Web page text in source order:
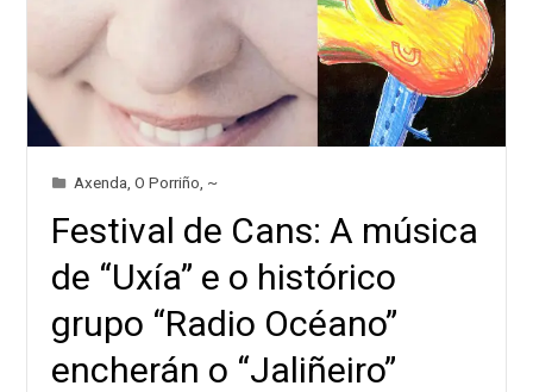
Axenda ,O Porriño ~
Festival de Cans: A música
de “Uxía” e o histórico
grupo “Radio Océano”
encherán o “Jaliñeiro”